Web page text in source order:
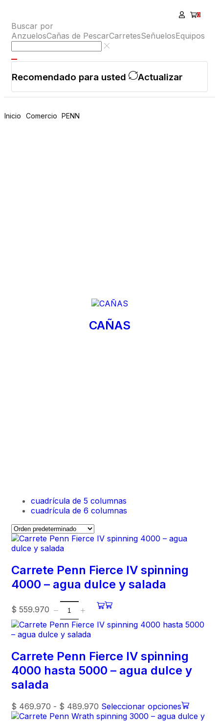
Buscar por
AnzuelosCañas de PescarCarretesSeñuelosEquipos
Recomendado para usted Actualizar
0
Inicio Comercio PENN
CAÑAS
cuadrícula de 5 columnas
cuadrícula de 6 columnas
Carrete Penn Fierce IV spinning
4000 – agua dulce y salada
$ 559.970
Carrete Penn Fierce IV spinning
4000 hasta 5000 – agua dulce y
salada
$ 469.970 - $ 489.970 Seleccionar opciones